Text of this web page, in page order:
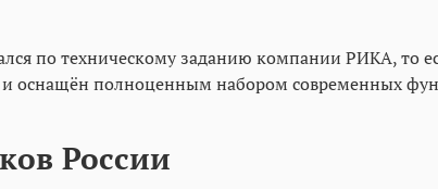
по техническому заданию компании РИКА, то
и оснащён полноценным набором современных
России